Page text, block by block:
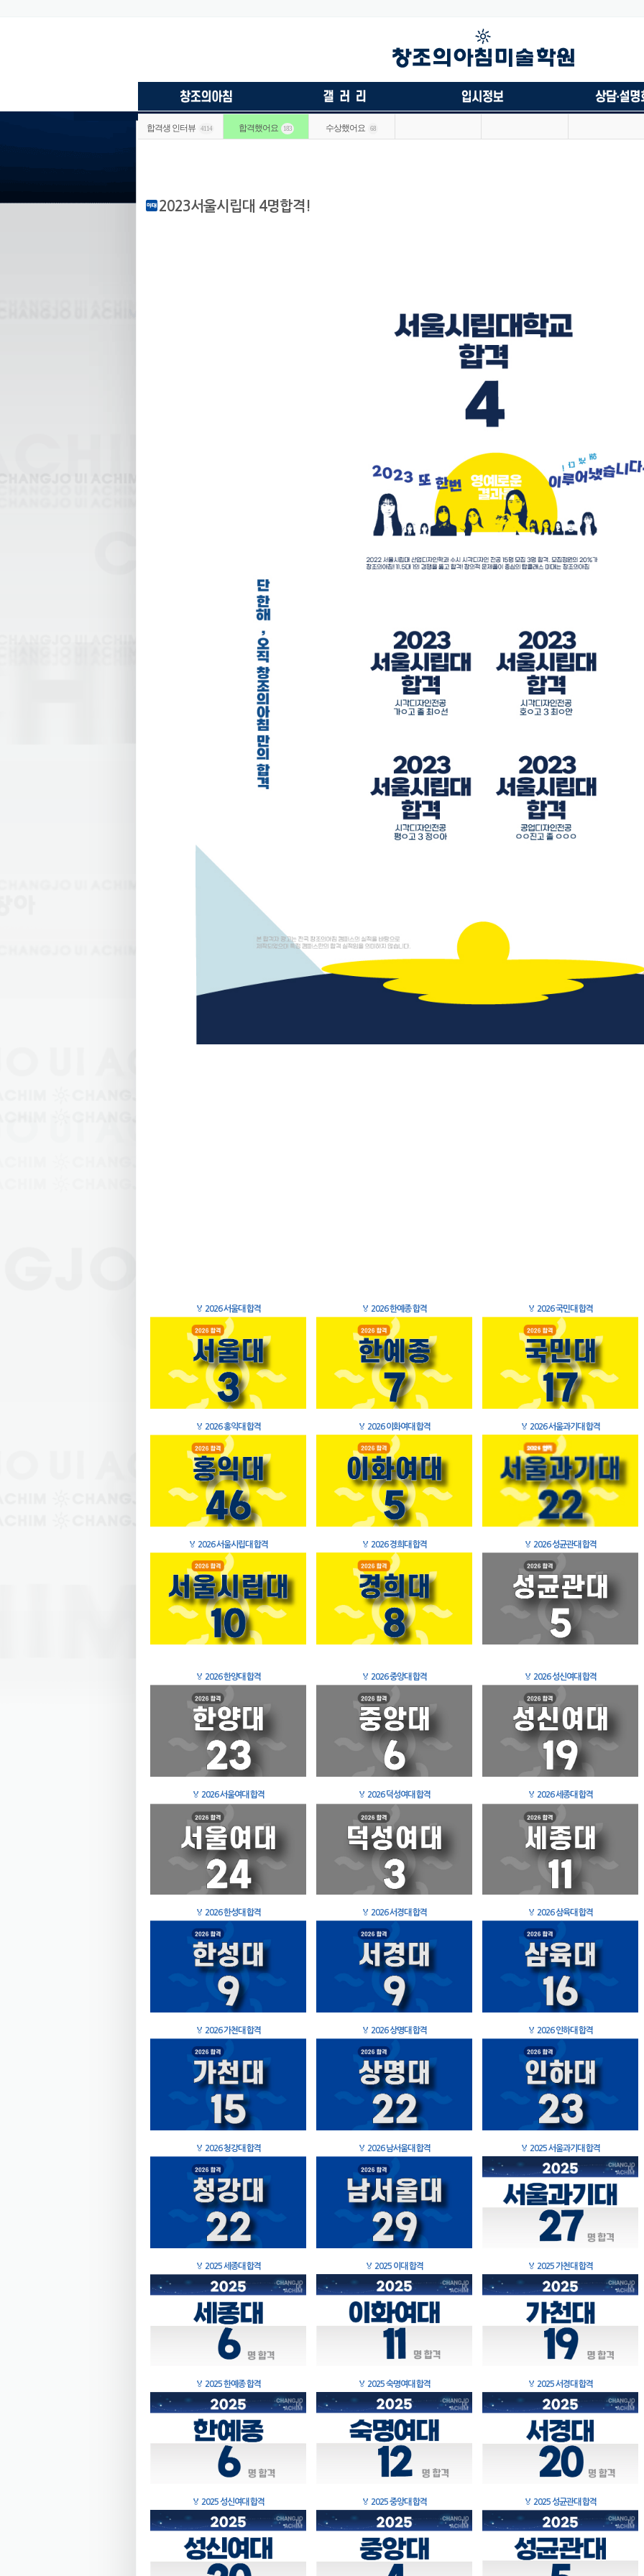
합격생 인터뷰 4114 합격했어요 183 수상했어요 68
2023서울시립대 4명합격!
🏅 2026 서울대 합격 🏅 2026 한예종 합격 🏅 2026 국민대 합격
🏅 2026 홍익대 합격 🏅 2026 이화여대 합격 🏅 2026 서울과기대 합격
🏅 2026 서울시립대 합격 🏅 2026 경희대 합격 🏅 2026 성균관대 합격
🏅 2026 한양대 합격 🏅 2026 중앙대 합격 🏅 2026 성신여대 합격
🏅 2026 서울여대 합격 🏅 2026 덕성여대 합격 🏅 2026 세종대 합격
🏅 2026 한성대 합격 🏅 2026 서경대 합격 🏅 2026 삼육대 합격
🏅 2026 가천대 합격 🏅 2026 상명대 합격 🏅 2026 인하대 합격
🏅 2026 청강대 합격 🏅 2026 남서울대 합격 🏅 2025 서울과기대 합격
🏅 2025 세종대 합격 🏅 2025 이대 합격 🏅 2025 가천대 합격
🏅 2025 한예종 합격 🏅 2025 숙명여대 합격 🏅 2025 서경대 합격
🏅 2025 성신여대 합격 🏅 2025 중앙대 합격 🏅 2025 성균관대 합격